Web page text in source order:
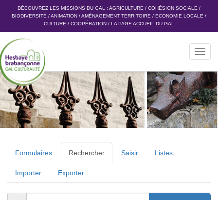
DÉCOUVREZ LES MISSIONS DU GAL : AGRICULTURE / COHÉSION SOCIALE /
BIODIVERSITÉ /ANIMATION /AMÉNAGEMENT TERRITOIRE / ECONOMIE LOCALE /
CULTURE / COOPÉRATION / LA PAGE ACCUEIL DU GAL
Formulaires Rechercher Saisir Listes
Importer Exporter